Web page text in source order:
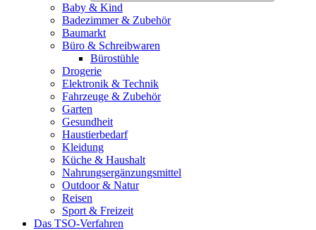
Baby & Kind
Badezimmer & Zubehör
Baumarkt
Büro & Schreibwaren
Bürostühle
Drogerie
Elektronik & Technik
Fahrzeuge & Zubehör
Garten
Gesundheit
Haustierbedarf
Kleidung
Küche & Haushalt
Nahrungsergänzungsmittel
Outdoor & Natur
Reisen
Sport & Freizeit
Das TSO-Verfahren